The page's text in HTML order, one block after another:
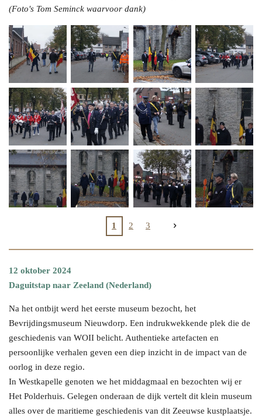
(Foto's Tom Seminck waarvoor dank)
1 2 3
12 oktober 2024
Daguitstap naar Zeeland (Nederland)
Na het ontbijt werd het eerste museum bezocht, het
Bevrijdingsmuseum Nieuwdorp. Een indrukwekkende plek die de
geschiedenis van WOII belicht. Authentieke artefacten en
persoonlijke verhalen geven een diep inzicht in de impact van de
oorlog in deze regio.
In Westkapelle genoten we het middagmaal en bezochten wij er
Het Polderhuis. Gelegen onderaan de dijk vertelt dit klein museum
alles over de maritieme geschiedenis van dit Zeeuwse kustplaatsje.